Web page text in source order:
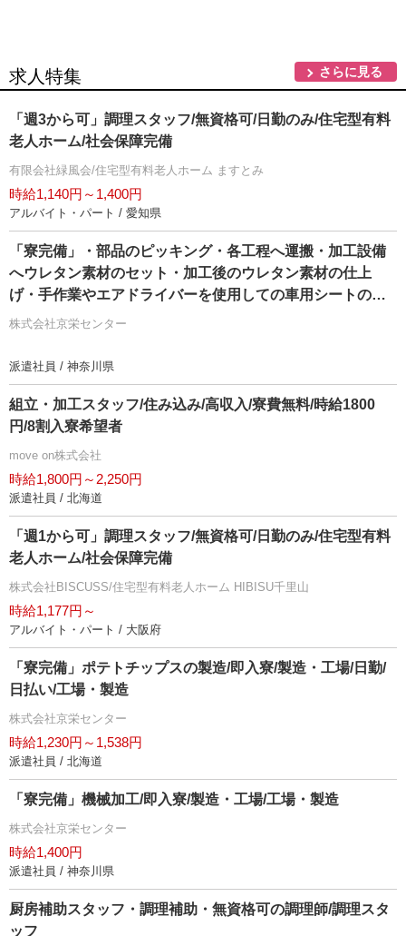
求人特集 さらに見る
「週3から可」調理スタッフ/無資格可/日勤のみ/住宅型有料
老人ホーム/社会保障完備
有限会社緑風会/住宅型有料老人ホーム ますとみ
時給1,140円～1,400円
アルバイト・パート / 愛知県
「寮完備」・部品のピッキング・各工程へ運搬・加工設備
へウレタン素材のセット・加工後のウレタン素材の仕上
げ・手作業やエアドライバーを使用しての車用シートの組
付け・製品の検査作業/即入寮/製造・工場
株式会社京栄センター
派遣社員 / 神奈川県
組立・加工スタッフ/住み込み/高収入/寮費無料/時給1800
円/8割入寮希望者
move on株式会社
時給1,800円～2,250円
派遣社員 / 北海道
「週1から可」調理スタッフ/無資格可/日勤のみ/住宅型有料
老人ホーム/社会保障完備
株式会社BISCUSS/住宅型有料老人ホーム HIBISU千里山
時給1,177円～
アルバイト・パート / 大阪府
「寮完備」ポテトチップスの製造/即入寮/製造・工場/日勤/
日払い/工場・製造
株式会社京栄センター
時給1,230円～1,538円
派遣社員 / 北海道
「寮完備」機械加工/即入寮/製造・工場/工場・製造
株式会社京栄センター
時給1,400円
派遣社員 / 神奈川県
厨房補助スタッフ・調理補助・無資格可の調理師/調理スタ
ッフ